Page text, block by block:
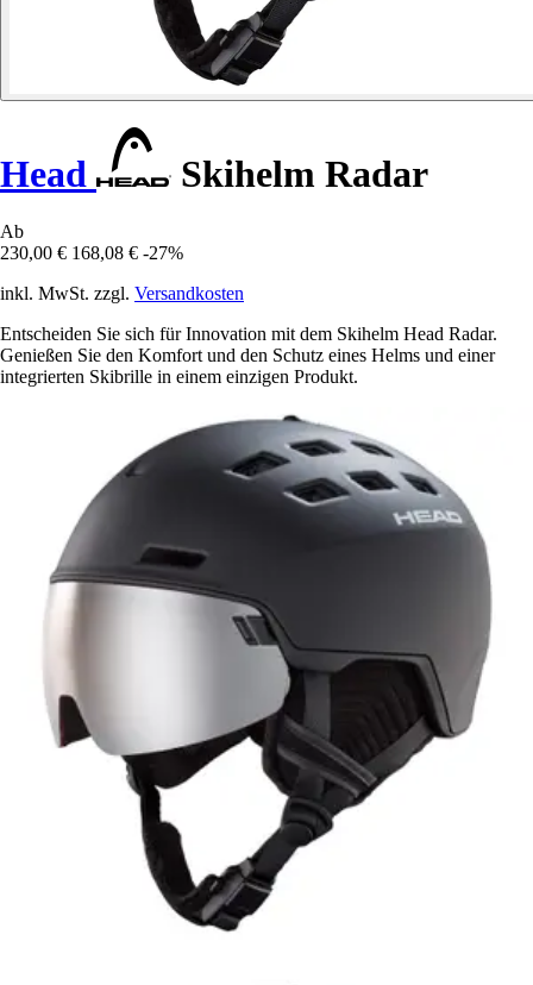
Head Skihelm Radar
Ab
230,00 € 168,08 € -27%
inkl. MwSt. zzgl. Versandkosten
Entscheiden Sie sich für Innovation mit dem Skihelm Head Radar.
Genießen Sie den Komfort und den Schutz eines Helms und einer
integrierten Skibrille in einem einzigen Produkt.